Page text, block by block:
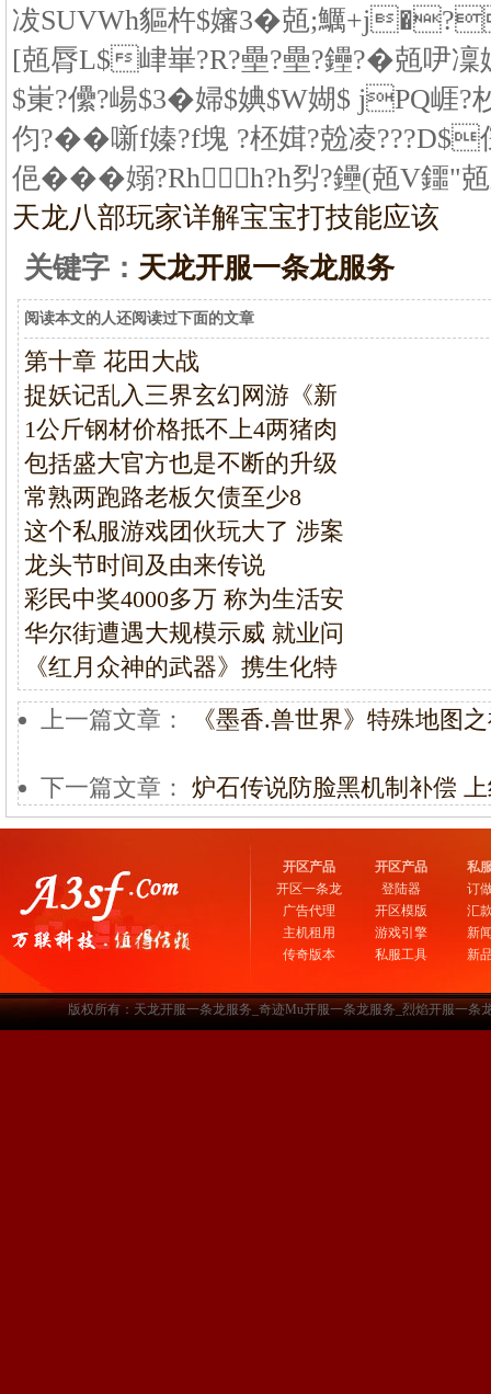
冹SUVWh貙杵$嬸3�兡;鱱
[兡脣L$峍崋?R?壘?壘?鑸?�兡吚凜婩
$崬?儽?崵$3�婦$婰$W媩$ jPQ崕?
伨?��噺f嫀?f塊 ?柸媶?兝凌???D$
俋���嫋?Rhh?h劽?鑸(兡V鑩"兡
天龙八部玩家详解宝宝打技能应该
关键字： 天龙开服一条龙服务
阅读本文的人还阅读过下面的文章
第十章 花田大战
捉妖记乱入三界玄幻网游《新
1公斤钢材价格抵不上4两猪肉
包括盛大官方也是不断的升级
常熟两跑路老板欠债至少8
这个私服游戏团伙玩大了 涉案
龙头节时间及由来传说
彩民中奖4000多万 称为生活安
华尔街遭遇大规模示威 就业问
《红月众神的武器》携生化特
上一篇文章：
《墨香.兽世界》特殊地图
下一篇文章： 炉石传说防脸黑机制补偿
开区产品
开区一条龙
广告代理
主机租用
传奇版本
开区产品
登陆器
开区模版
游戏引擎
私服工具
私
订
汇
新
新
版权所有：天龙开服一条龙服务_奇迹Mu开服一条龙服务_烈焰开服一条